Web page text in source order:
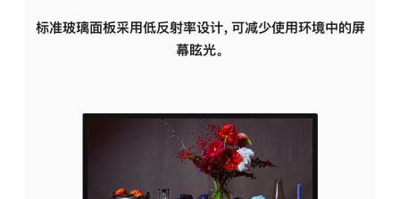
标准玻璃面板采用低反射率设计，可减少使用环境中的屏
幕眩光。